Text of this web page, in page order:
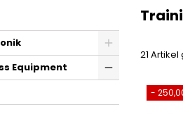
Equipment
21
-